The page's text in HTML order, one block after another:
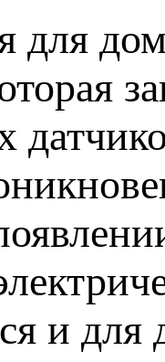
для
и